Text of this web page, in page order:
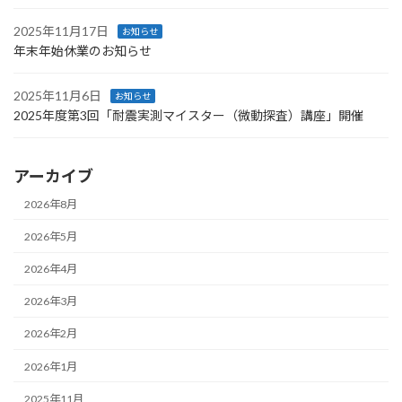
2025年11月17日 お知らせ
年末年始休業のお知らせ
2025年11月6日 お知らせ
2025年度第3回「耐震実測マイスター（微動探査）講座」開催
アーカイブ
2026年8月
2026年5月
2026年4月
2026年3月
2026年2月
2026年1月
2025年11月